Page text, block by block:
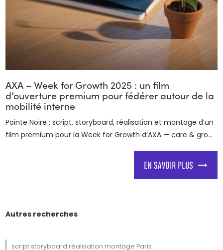
AXA – Week for Growth 2025 : un film
d’ouverture premium pour fédérer autour de la
mobilité interne
Pointe Noire : script, storyboard, réalisation et montage d’un
film premium pour la Week for Growth d’AXA — care & gro...
EN SAVOIR PLUS
Autres recherches
script storyboard réalisation montage Paris